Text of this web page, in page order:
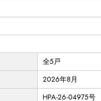
全5戸
2026年8月
HPA-26-04975号